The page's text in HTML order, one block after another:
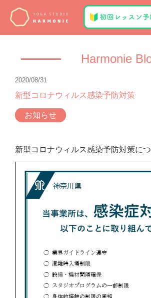
Harmonie
2020/08/31
新型コロナウィルス感染予防対策
お知らせ
新型コロナウィルス感染予防対策に